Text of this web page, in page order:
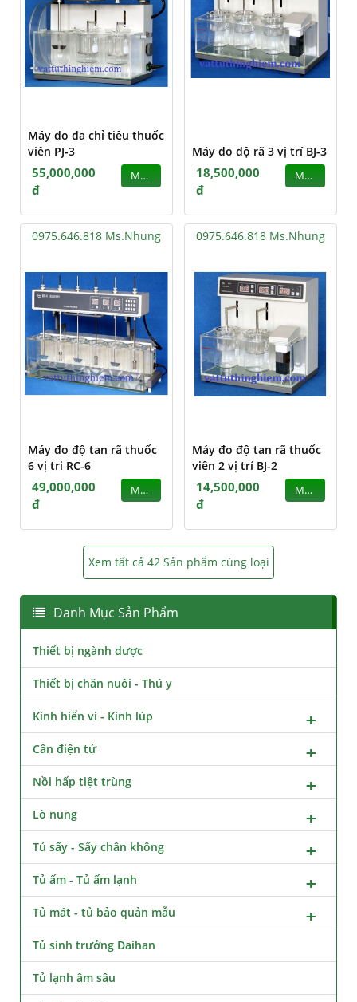
Máy đo đa chỉ tiêu thuốc
viên PJ-3
55,000,000
đ
MUA
Máy đo độ rã 3 vị trí BJ-3
18,500,000
đ
MUA
0975.646.818 Ms.Nhung
Máy đo độ tan rã thuốc
6 vị tri RC-6
49,000,000
đ
MUA
0975.646.818 Ms.Nhung
Máy đo độ tan rã thuốc
viên 2 vị trí BJ-2
14,500,000
đ
MUA
Xem tất cả 42 Sản phẩm cùng loại
Danh Mục Sản Phẩm
Thiết bị ngành dược
Thiết bị chăn nuôi - Thú y
Kính hiển vi - Kính lúp
Cân điện tử
Nồi hấp tiệt trùng
Lò nung
Tủ sấy - Sấy chân không
Tủ ấm - Tủ ấm lạnh
Tủ mát - tủ bảo quản mẫu
Tủ sinh trưởng Daihan
Tủ lạnh âm sâu